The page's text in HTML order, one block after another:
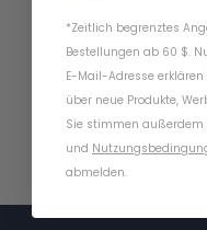
*Zeitlich begrenztes
Bestellungen ab 60 $.
E-Mail-Adresse
über neue Produkte,
Sie stimmen außerdem
und
abmelden.